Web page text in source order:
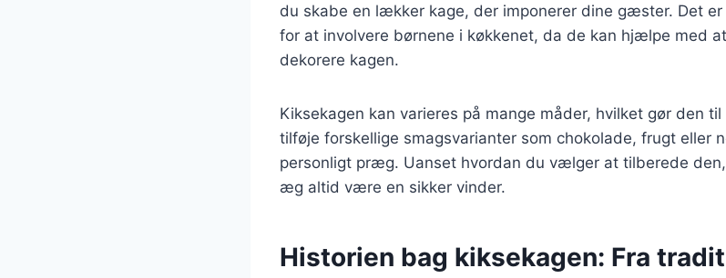
du skabe en lækker kage, der imponerer dine gæster. Det
for at involvere børnene i køkkenet, da de kan hjælpe med
dekorere kagen.
Kiksekagen kan varieres på mange måder, hvilket gør den
tilføje forskellige smagsvarianter som chokolade, frugt eller
personligt præg. Uanset hvordan du vælger at tilberede
æg altid være en sikker vinder.
Historien bag kiksekagen: Fra